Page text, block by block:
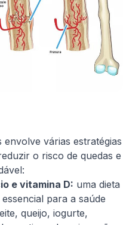
várias estratégias
o risco de quedas e
e vitamina D: uma dieta
para a saúde
queijo, iogurte,